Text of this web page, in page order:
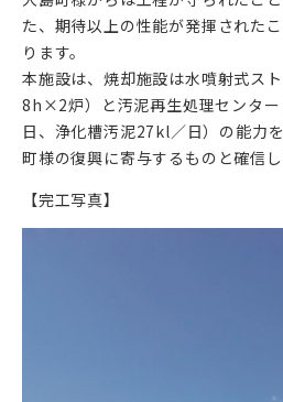
た、期待以上の性能が発揮された
ります。
本施設は、焼却施設は水噴射式ス
8h×2炉）と汚泥再生処理センタ
日、浄化槽汚泥27kl／日）の能力
町様の復興に寄与するものと確信し
【完工写真】